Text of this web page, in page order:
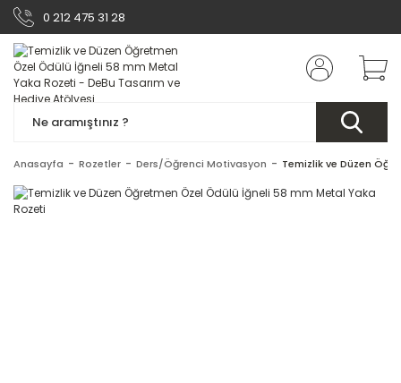
0 212 475 31 28
Anasayfa Rozetler Ders/Öğrenci Motivasyon Temizlik ve Düzen